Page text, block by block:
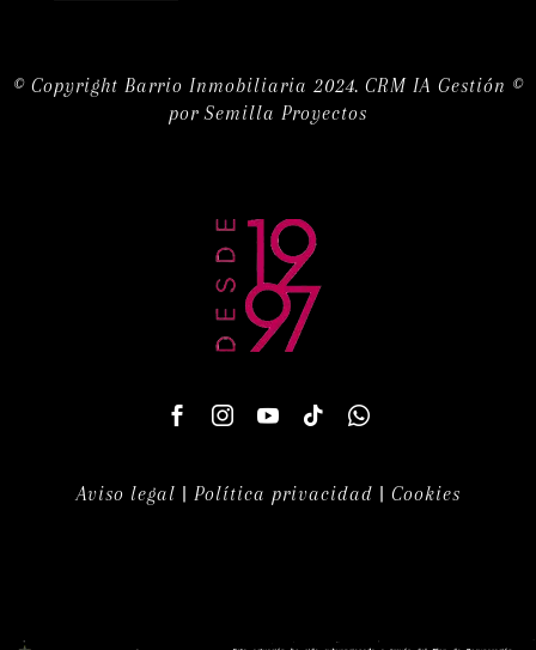
© Copyright Barrio Inmobiliaria 2024. CRM IA Gestión ©
por Semilla Proyectos
Aviso legal | Política privacidad | Cookies